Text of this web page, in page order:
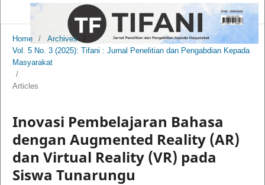
Home / Archives
/
Vol. 5 No. 3 (2025): Tifani : Jurnal Penelitian dan Pengabdian Kepada
Masyarakat
/
Articles
Inovasi Pembelajaran Bahasa
dengan Augmented Reality (AR)
dan Virtual Reality (VR) pada
Siswa Tunarungu